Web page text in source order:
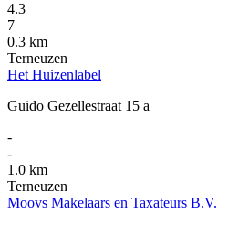
4.3
7
0.3 km
Terneuzen
Het Huizenlabel
Guido Gezellestraat 15 a
-
-
1.0 km
Terneuzen
Moovs Makelaars en Taxateurs B.V.